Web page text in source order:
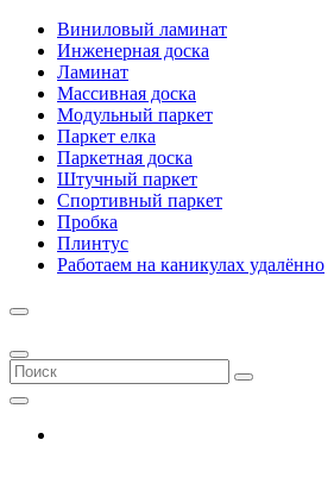
Виниловый ламинат
Инженерная доска
Ламинат
Массивная доска
Модульный паркет
Паркет елка
Паркетная доска
Штучный паркет
Спортивный паркет
Пробка
Плинтус
Работаем на каникулах удалённо